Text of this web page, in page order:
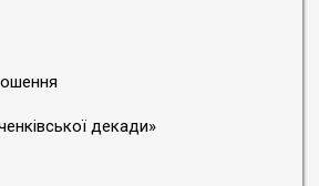
декади»